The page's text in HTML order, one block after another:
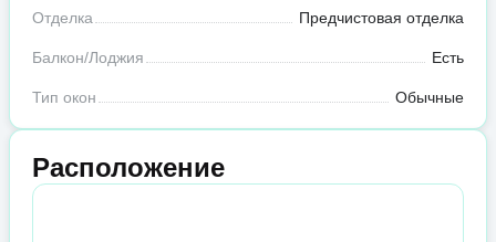
Отделка Предчистовая отделка
Балкон/Лоджия Есть
Тип окон Обычные
Расположение